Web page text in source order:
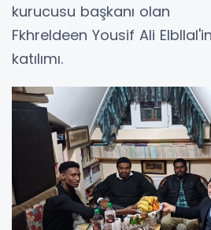
kurucusu başkanı olan
Fkhreldeen Yousif Ali
katılımı.